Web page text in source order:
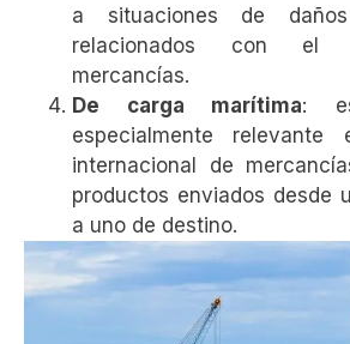
a situaciones de
relacionados con el
mercancías.
De carga marítima:
especialmente
internacional de
productos enviados desde
a uno de destino.